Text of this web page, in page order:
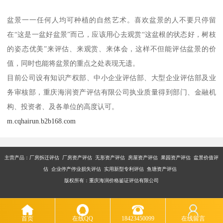
盆景一一任何人均可种植的自然艺术。喜欢盆景的人不要只停留
在“这是一盆好盆景”而己，应该用心去观赏“这盆根的状态好，树枝
的姿态优美”来评估、来观赏、来体会，这样不但能评估盆景的价
值，同时也能将盆景的重点之处表现无遗。
目前公司设有知识产权部、中小企业评估部、大型企业评估部及业
务审核部，重庆海润资产评估有限公司执业质量得到部门、金融机
构、投资者、及各单位的高度认可。
m.cqhairun.b2b168.com
主营产品：厂房拆迁评估 厂房资产评估 无形资产评估 房屋资产评估 果园资产评估 盆景价值评
估 企业停产停业损失评估 实用新型专利评估 鱼塘资产评估
版权所有：重庆海润价格鉴证评估有限公司
首页 在线QQ 18423450099 在线留言